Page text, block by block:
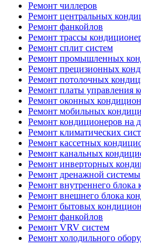
Ремонт чиллеров
Ремонт центральных
Ремонт фанкойлов
Ремонт трассы
Ремонт сплит систем
Ремонт промышленных
Ремонт прецизионных
Ремонт потолочных
Ремонт платы управления
Ремонт оконных
Ремонт мобильных
Ремонт кондиционеров на
Ремонт климатических
Ремонт кассетных
Ремонт канальных
Ремонт инверторных
Ремонт дренажной системы
Ремонт внутреннего блока
Ремонт внешнего блока
Ремонт бытовых
Ремонт фанкойлов
Ремонт VRV систем
Ремонт холодильного